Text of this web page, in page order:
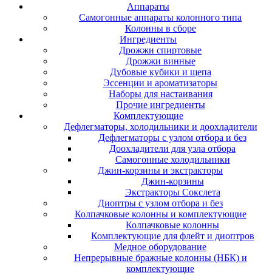
Аппараты
Самогонные аппараты колонного типа
Колонны в сборе
Ингредиенты
Дрожжи спиртовые
Дрожжи винные
Дубовые кубики и щепа
Эссенции и ароматизаторы
Наборы для настаивания
Прочие ингредиенты
Комплектующие
Дефлегматоры, холодильники и доохладители
Дефлегматоры с узлом отбора и без
Доохладители для узла отбора
Самогонные холодильники
Джин-корзины и экстракторы
Джин-корзины
Экстракторы Сокслета
Диоптры с узлом отбора и без
Колпачковые колонны и комплектующие
Колпачковые колонны
Комплектующие для флейт и диоптров
Медное оборудование
Непрерывные бражные колонны (НБК) и
комплектующие